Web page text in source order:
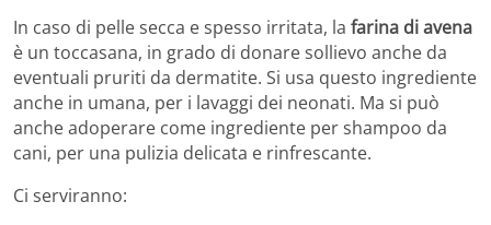
In caso di pelle secca e spesso irritata, la farina di avena
è un toccasana, in grado di donare sollievo anche da
eventuali pruriti da dermatite. Si usa questo ingrediente
anche in umana, per i lavaggi dei neonati. Ma si può
anche adoperare come ingrediente per shampoo da
cani, per una pulizia delicata e rinfrescante.
Ci serviranno: